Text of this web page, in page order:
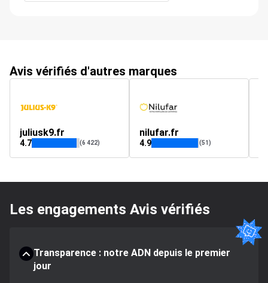
Avis vérifiés d'autres marques
juliusk9.fr
4.7 (6 422)
nilufar.fr
4.9 (51)
Les engagements Avis vérifiés
Transparence : notre ADN depuis le premier
jour